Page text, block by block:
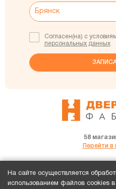
Согласен(на) с
персональных данных
58
Перейти в
+7 (920) 848-04-
На сайте осуществляется
использованием файлов cookies в